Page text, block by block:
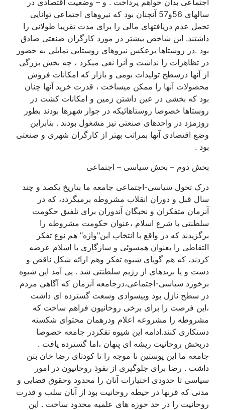
اجتماعی بدان خواهم پرداخت . و – وضعیت اقتصادی در
سالهای 56و57 آنچنان بود که نیروهای اجتماعی توانایی
تحمل عدم دریافتهای مالی را برای مدت تقریبا طولانی را
داشتند. این شاخص بیشتر در مورد کارگران صنعتی صادق
بود .در روستاها برعکس نیروهای روستایی تمایلی به حضور
در تظاهرات را نداشت و آنرا نفی میکرد ، چه بخش بزرگی
از آنها درسطح تولیدات بومی و بازار که امکانات فروش
محصولات آنها را ممکن میساخت ، قدرت خرید آنها چنان
بود که بخشی در عین داشتن زمین و امکانات کشت در
روستاها خصوصا روستاهائیکه در جوار شهرها بودند بطور
روزمزد در واحدهای صنعتی نیز مشغول بودند . بنابراین
وضع اقتصادی آنها بمراتب بهتر از کارگران شهری و صنعتی
بود .
بخش دوم – بخش سیاسی – اجتماعی
درک تحول سیاسی-اجتماعی جامعه ما بتاریخ یکصد و چند
سال قبل و دوران انقلاب مشروطه برمیگردد، که در
آنزمان متفکران و نخبگان آندوران برای تلفیق حکومت
سلطنتی با شرع اسلام ،عنوان حکومت مشروطه را
برگزیدند که در واقع با انتخاب این"واژه" هم نوع تفکر
التقاطی را بعنوان همسوئی و سازگاری با اسلام عرضه
کردند، که هم گویای شیوه تفکر وهم ارائه شکل ناقص و
دست و پا بریدهای از رژیم سلطنتی شد . پی آمد این شیوه
برخورد سیاسی-اجتماعی،درجامعه آنزمان که آگاهی مردم
در سطح نازل بود وبیسوادی وسعت گسترده ای داشت
،این فرصت را برای برخی روحانیون فراهم ساخت که
مشروطه را مشروعه اعلام ودرهمان محتوای شکسته
دستکاری کنند.ادامه این شیوه تفکردر جامعه خصوصا
دربخش روحانیت ریشه ای پنهان ،اما گسترده یافت .
جامعه ما این پوستین نا موجه را تا کودتای رضا خان بتن
داشت . رضا برای جلوگیری از نفوذ روحانیون در امور
سیاسی تا حدودی اختیارات آنان را محدود وحقوق قضایی و
مدنی که قرنها در حیطه روحانیت بود از آنان سلب و قدرت
روحانیت را در حد حوزه های علمیه محدود ساخت . این